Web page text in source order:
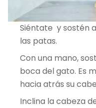
Siéntate y sostén
las patas.
Con una mano,
boca del gato. Es
hacia atrás su
Inclina la cabeza